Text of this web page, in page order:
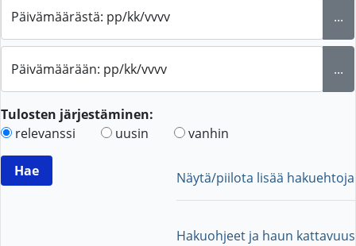
Päivämäärästä: pp/kk/vvvv ...
Päivämäärään: pp/kk/vvvv ...
Tulosten järjestäminen:
relevanssi
uusin vanhin
Näytä/piilota lisää hakuehtoja
Hakuohjeet ja haun kattavuus